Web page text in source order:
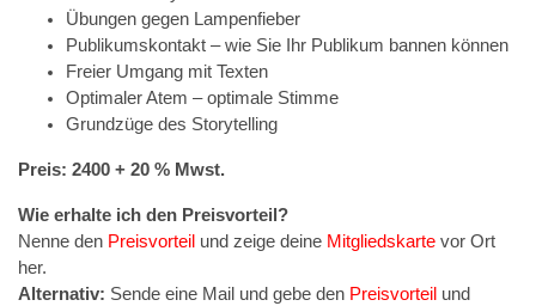
Übungen gegen Lampenfieber
Publikumskontakt – wie Sie Ihr Publikum bannen können
Freier Umgang mit Texten
Optimaler Atem – optimale Stimme
Grundzüge des Storytelling
Preis: 2400 + 20 % Mwst.
Wie erhalte ich den Preisvorteil?
Nenne den Preisvorteil und zeige deine Mitgliedskarte vor Ort
her.
Alternativ: Sende eine Mail und gebe den Preisvorteil und